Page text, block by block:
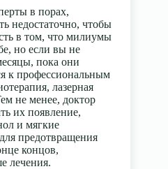
в порах,
недостаточно, чтобы
в том, что милиумы
но если вы не
пока они
к профессиональным
лазерная
не менее, доктор
их появление,
и мягкие
предотвращения
концов,
лечения.